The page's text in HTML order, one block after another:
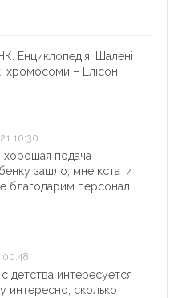
Енциклопедія. Шалені
хромосоми – Елісон
10:30
хорошая подача
зашло, мне кстати
благодарим персонал!
00:48
детства интересуется
интересно, сколько